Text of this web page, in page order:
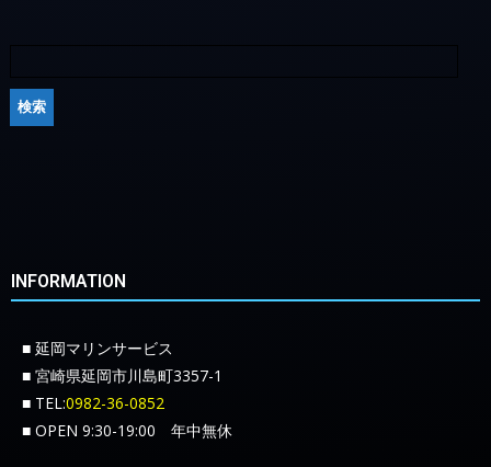
INFORMATION
■ 延岡マリンサービス
■ 宮崎県延岡市川島町3357-1
■ TEL:0982-36-0852
■ OPEN 9:30-19:00 年中無休